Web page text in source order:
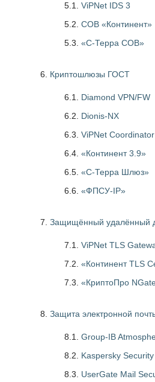
5.1. ViPNet IDS 3
5.2. СОВ «Континент»
5.3. «С-Терра СОВ»
Криптошлюзы ГОСТ
6.1. Diamond VPN/FW
6.2. Dionis-NX
6.3. ViPNet
6.4. «Континент 3.9»
6.5. «С-Терра Шлюз»
6.6. «ФПСУ-IP»
Защищённый удалённый
7.1. ViPNet TLS
7.2. «Континент TLS
7.3. «КриптоПро
Защита электронной
8.1. Group-IB
8.2. Kaspersky
8.3. UserGate Mail